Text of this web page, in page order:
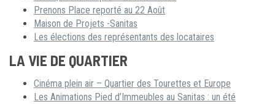
Prenons Place reporté au 22 Août
Maison de Projets -Sanitas
Les élections des représentants des locataires
LA VIE DE QUARTIER
Cinéma plein air – Quartier des Tourettes et Europe
Les Animations Pied d’Immeubles au Sanitas : un été